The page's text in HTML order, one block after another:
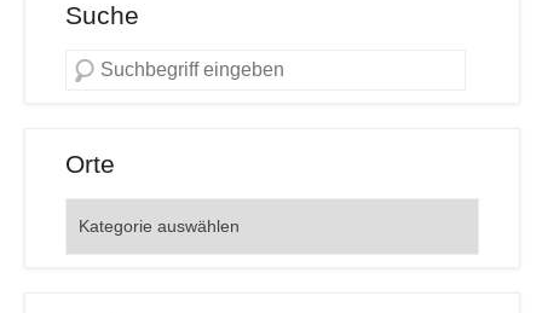
Suche
Orte